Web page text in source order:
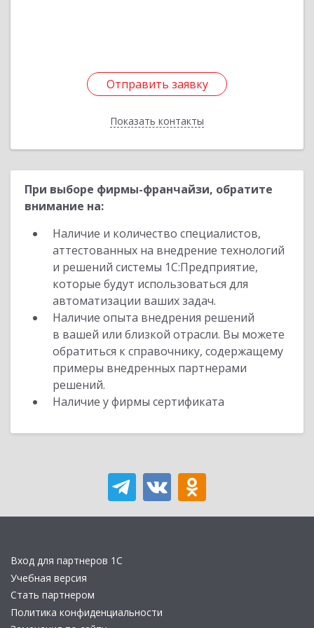
Отправить заявку
Показать контакты
Отправить заявку
Назад
При выборе фирмы-франчайзи, обратите
внимание на:
Наличие и количество специалистов,
аттестованных на внедрение технологий
и решений системы 1С:Предприятие,
которые будут использоваться для
автоматизации ваших задач.
Наличие опыта внедрения решений
в вашей или близкой отрасли. Вы можете
обратиться к справочнику, содержащему
примеры внедренных партнерами
решений.
Наличие у фирмы сертификата
Вход для партнеров 1С
Учебная версия
Стать партнером
Политика конфиденциальности